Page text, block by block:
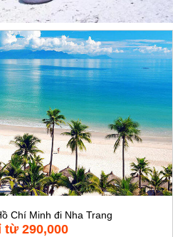
Chí Minh đi Nha Trang
từ 290,000